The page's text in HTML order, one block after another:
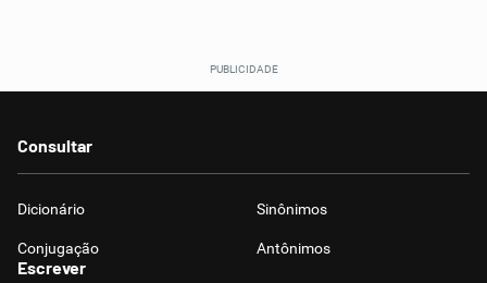
Consultar
Dicionário Sinônimos
Conjugação Antônimos
Escrever